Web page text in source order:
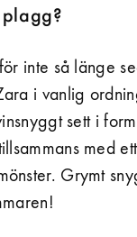
inte så länge
i vanlig
sett i
med
Grymt